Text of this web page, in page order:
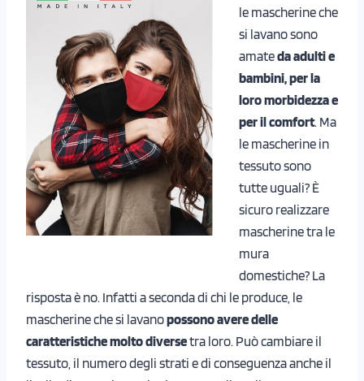
le mascherine che
si lavano sono
amateda adulti e
bambini, per la
loro morbidezza e
per il comfort. Ma
le mascherine in
tessuto sono
tutte uguali? È
sicuro realizzare
mascherine tra le
mura
domestiche? La
risposta è no. Infatti a seconda di chi le produce, le
mascherine che si lavanopossono avere delle
caratteristiche molto diversetra loro. Può cambiare il
tessuto, il numero degli strati e di conseguenza anche il